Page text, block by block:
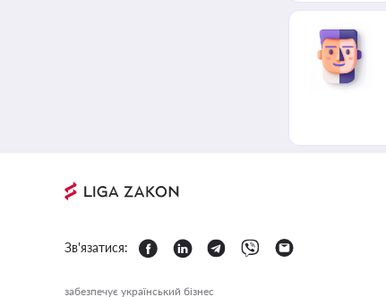
Зв'язатися:
забезпечує український бізнес